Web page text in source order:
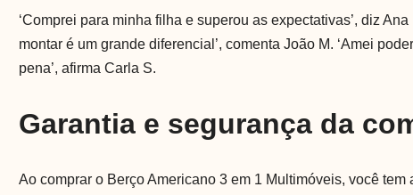
‘Comprei para minha filha e superou as expectativas’, diz
montar é um grande diferencial’, comenta João M. ‘Amei
pena’, afirma Carla S.
Garantia e segurança da
Ao comprar o Berço Americano 3 em 1 Multimóveis, você